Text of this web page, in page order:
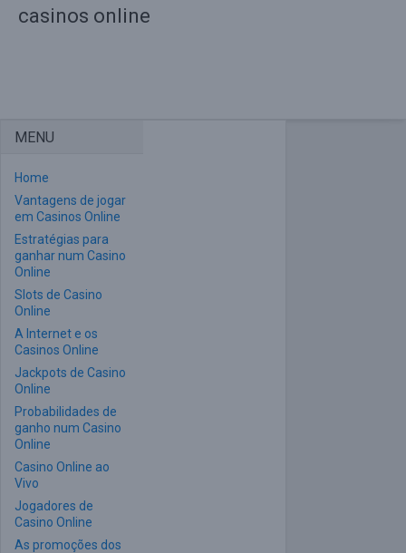
casinos online
MENU
Home
Vantagens de jogar
em Casinos Online
Estratégias para
ganhar num Casino
Online
Slots de Casino
Online
A Internet e os
Casinos Online
Jackpots de Casino
Online
Probabilidades de
ganho num Casino
Online
Casino Online ao
Vivo
Jogadores de
Casino Online
As promoções dos